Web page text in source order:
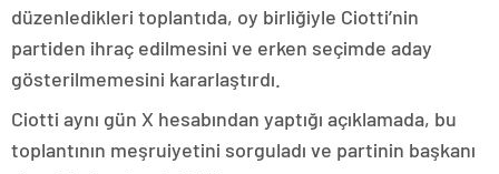
düzenledikleri toplantıda, oy birliğiyle Ciotti’nin
partiden ihraç edilmesini ve erken seçimde aday
gösterilmemesini kararlaştırdı.
Ciotti aynı gün X hesabından yaptığı açıklamada, bu
toplantının meşruiyetini sorguladı ve partinin başkanı